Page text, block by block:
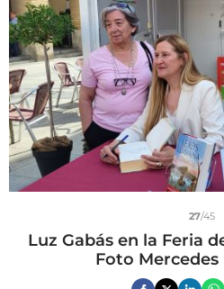
27/45
Luz Gabás en la Feria
Foto